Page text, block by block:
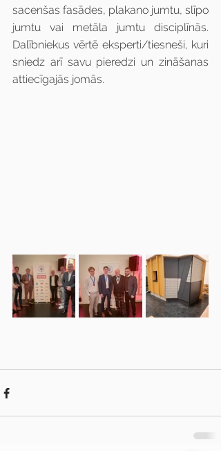
sacenšas fasādes, plakano jumtu, slīpo
jumtu vai metāla jumtu disciplīnās.
Dalībniekus vērtē eksperti/tiesneši, kuri
sniedz arī savu pieredzi un zināšanas
attiecīgajās jomās.